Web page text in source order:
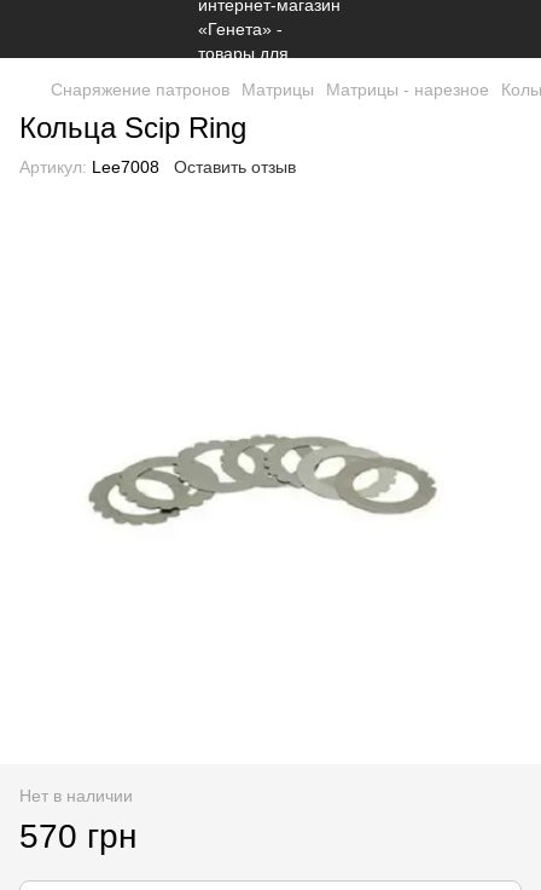
Снаряжение патронов Матрицы Матрицы - нарезное
Кольца Scip Ring
Артикул: Lee7008 Оставить отзыв
Нет в наличии
570 грн